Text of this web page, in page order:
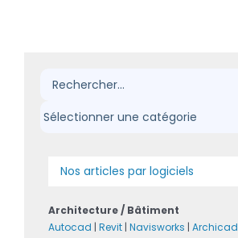
Rechercher:
Nos articles par logiciels
Architecture / Bâtiment
Autocad | Revit | Navisworks | Archicad